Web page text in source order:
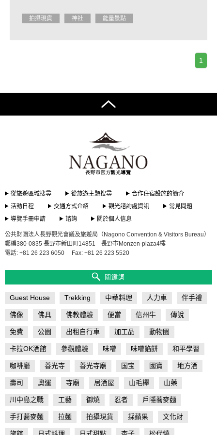
拍攝現貨 神社 能量景點
1
從旅遊區域搜尋 從旅遊主題搜尋
合作住宿設施的簡介
活動日程
交通方式介紹 觀光諮詢處資訊
常見問題
導覽手冊申請
諮詢 關於個人信息
公共財團法人長野觀光會議及旅遊局（Nagono Convention & Visitors Bureau）
郵編380-0835 長野市新田町14851 長野市Monzen-plaza4樓
電話: +81 26 223 6050
Fax: +81 26 223 5520
關鍵詞
Guest House Trekking 中華料理 人力車 伴手禮
佛像 佛具 佛教體驗 便當 信州牛 傳說
免費 公園 出租自行車 加工品 動物園
卡拉OK酒館 參觀體驗 味噌 味噌餡餅 和平學習
咖啡廳 善光寺 善光寺廟 国宝 國寶 地方酒
壽司 奧運 寺廟 居酒屋 山毛櫸 山藥
川中島之戰 工藝 御燒 忍者 戶隱蕎麥麵
手打蕎麥麵 拉麵 拍攝現貨 採蘋果 文化財